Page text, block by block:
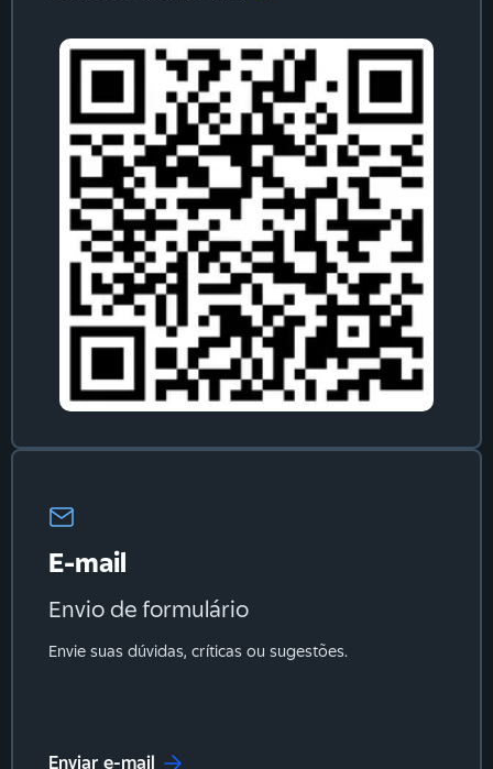
E-mail
Envio de formulário
Envie suas dúvidas, críticas ou sugestões.
Enviar e-mail